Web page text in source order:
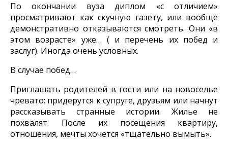
По окончании вуза диплом «с отличием»
просматривают как скучную газету, или вообще
демонстративно отказываются смотреть. Они «в
этом возрасте» уже… ( и перечень их побед и
заслуг). Иногда очень условных.
В случае побед…
Приглашать родителей в гости или на новоселье
чревато: придерутся к супруге, друзьям или начнут
рассказывать странные истории. Жилье не
похвалят. После их посещения квартиру,
отношения, мечты хочется «тщательно вымыть».